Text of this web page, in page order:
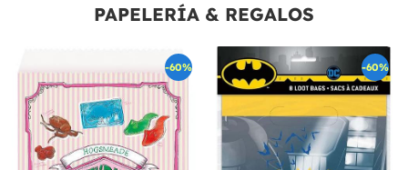
PAPELERÍA & REGALOS
-60% -60%